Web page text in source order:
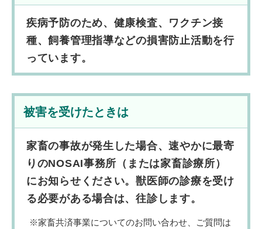
疾病予防のため、健康検査、ワクチン接
種、飼養管理指導などの損害防止活動を行
っています。
被害を受けたときは
家畜の事故が発生した場合、速やかに最寄
りのNOSAI事務所（または家畜診療所）
にお知らせください。獣医師の診療を受け
る必要がある場合は、往診します。
家畜共済事業についてのお問い合わせ、ご質問は